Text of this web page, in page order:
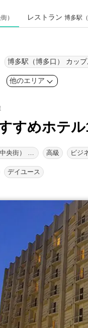
） レストラン 博多駅
博多駅（博多口） カッ
他のエリア
すめホテ
博多駅（筑紫口・中央街） エリア 高級 ビジ
デイユース